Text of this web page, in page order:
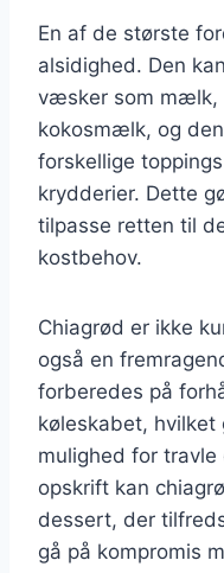
En af de største
alsidighed. Den
væsker som mælk,
kokosmælk, og
forskellige
krydderier. Dette
tilpasse retten til
kostbehov.
Chiagrød er ikke
også en
forberedes på
køleskabet,
mulighed for
opskrift kan
dessert, der
gå på kompromis